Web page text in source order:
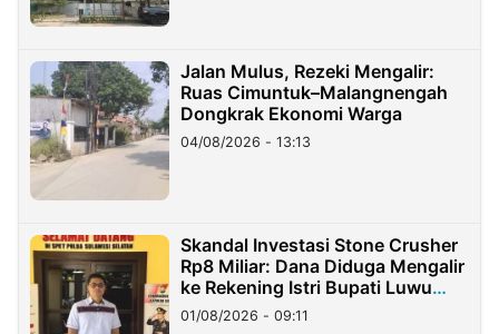
Jalan Mulus, Rezeki Mengalir:
Ruas Cimuntuk–Malangnengah
Dongkrak Ekonomi Warga
04/08/2026 - 13:13
Skandal Investasi Stone Crusher
Rp8 Miliar: Dana Diduga Mengalir
ke Rekening Istri Bupati Luwu
Timur
01/08/2026 - 09:11